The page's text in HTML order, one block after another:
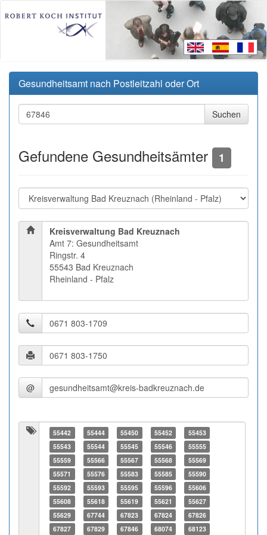
Gesundheitsamt nach Postleitzahl oder Ort
Gefundene Gesundheitsämter 1
Kreisverwaltung Bad Kreuznach
Amt 7: Gesundheitsamt
Ringstr. 4
55543 Bad Kreuznach
Rheinland - Pfalz
@
55442 55444 55450 55452
55453
55543
55544 55545 55546
55555
55559
55566 55567 55568
55569
55571
55576 55583 55585
55590
55592
55593 55595 55596
55606
55608
55618 55619 55621
55627
55629
67744 67823 67824
67826
67827
67829 67846 68074 68123